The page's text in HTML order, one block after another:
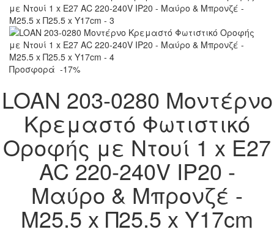
Προσφορά -17%
LOAN 203-0280 Μοντέρνο
Κρεμαστό Φωτιστικό
Οροφής με Ντουί 1 x E27
AC 220-240V IP20 -
Μαύρο & Μπρονζέ -
Μ25.5 x Π25.5 x Υ17cm